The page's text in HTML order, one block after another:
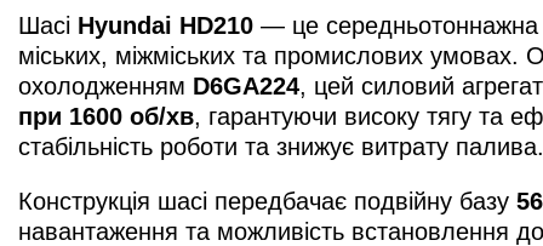
Шасі Hyundai HD210 — це
міських, міжміських та промислових
охолодженням D6GA224, цей силовий
при 1600 об/хв, гарантуючи високу тягу та
стабільність роботи та знижує витрату палива.
Конструкція шасі передбачає подвійну базу
навантаження та можливість встановлення